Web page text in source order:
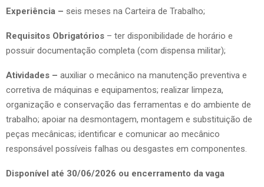
Experiência – seis meses na Carteira de Trabalho;
Requisitos Obrigatórios – ter disponibilidade de horário e
possuir documentação completa (com dispensa militar);
Atividades – auxiliar o mecânico na manutenção preventiva e
corretiva de máquinas e equipamentos; realizar limpeza,
organização e conservação das ferramentas e do ambiente de
trabalho; apoiar na desmontagem, montagem e substituição de
peças mecânicas; identificar e comunicar ao mecânico
responsável possíveis falhas ou desgastes em componentes.
Disponível até 30/06/2026 ou encerramento da vaga